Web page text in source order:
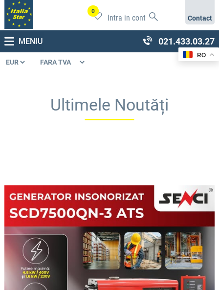
0
Intra in cont Contact
MENIU 021.433.03.27
Ultimele Noutăți
RO